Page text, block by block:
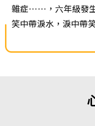
雜症……，六年級發
笑中帶淚水，淚中帶